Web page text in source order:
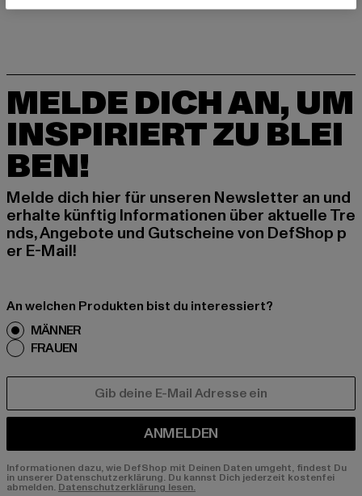
MELDE DICH AN, UM
INSPIRIERT ZU BLEI
BEN!
Melde dich hier für unseren Newsletter an und
erhalte künftig Informationen über aktuelle Tre
nds, Angebote und Gutscheine von DefShop p
er E-Mail!
An welchen Produkten bist du interessiert?
MÄNNER
FRAUEN
ANMELDEN
Informationen dazu, wie DefShop mit Deinen Daten umgeht, findest Du
in unserer Datenschutzerklärung. Du kannst Dich jederzeit kostenfei
abmelden. Datenschutzerklärung lesen.